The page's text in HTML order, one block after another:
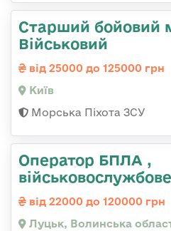
Старший бойовий
Військовий
від 25000 до 125000 грн
Київ
Морська Піхота ЗСУ
Оператор БПЛА ,
від 22000 до 120000 грн
Луцьк, Волинська